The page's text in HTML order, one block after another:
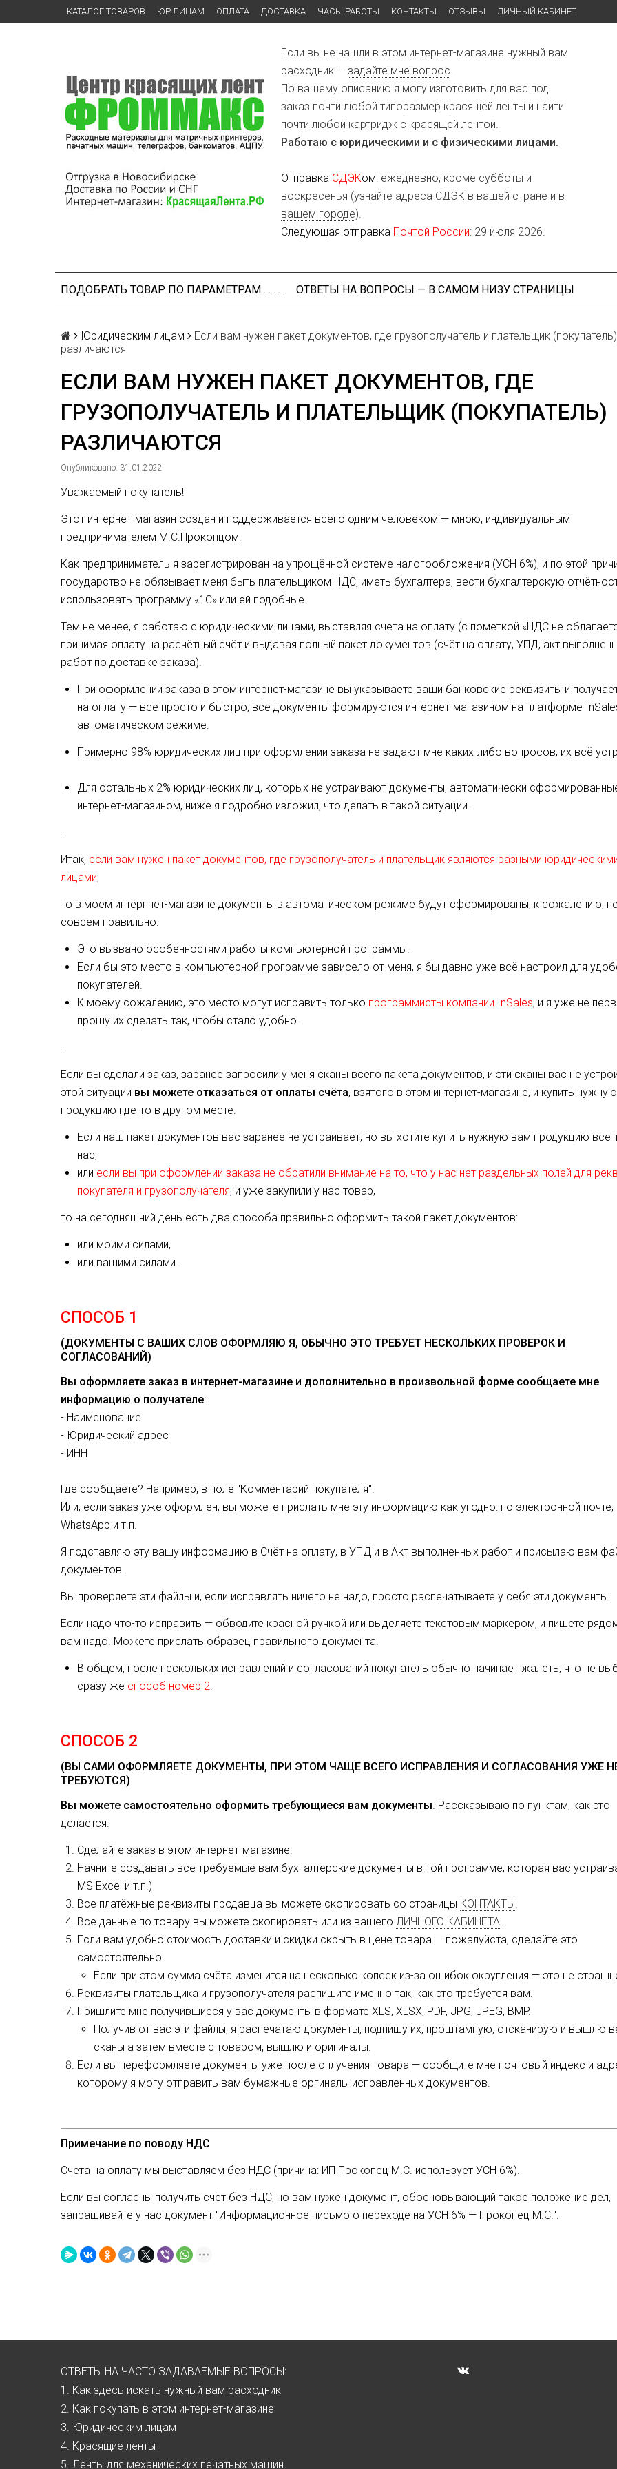
КАТАЛОГ ТОВАРОВ ЮР.ЛИЦАМ ОПЛАТА ДОСТАВКА ЧАСЫ РАБОТЫ КОНТАКТЫ ОТЗЫВЫ ЛИЧНЫЙ КАБИНЕТ
Если вы не нашли в этом интернет-магазине нужный вам
расходник — задайте мне вопрос
По вашему описанию я могу изготовить для вас под
заказ почти любой типоразмер красящей ленты и найти
почти любой картридж с красящей лентой.
Работаю с юридическими и с физическими лицами.
Отправка СДЭКом: ежедневно, кроме субботы и
воскресенья (узнайте адреса СДЭК в вашей стране и в
вашем городе).
Следующая отправка Почтой России: 29 июля 2026.
ПОДОБРАТЬ ТОВАР ПО ПАРАМЕТРАМ . . . . . ОТВЕТЫ НА ВОПРОСЫ — В САМОМ НИЗУ СТРАНИЦЫ
Юридическим лицам
Если вам нужен пакет документов, где грузополучатель и плательщик (покупатель)
различаются
ЕСЛИ ВАМ НУЖЕН ПАКЕТ ДОКУМЕНТОВ, ГДЕ
ГРУЗОПОЛУЧАТЕЛЬ И ПЛАТЕЛЬЩИК (ПОКУПАТЕЛЬ)
РАЗЛИЧАЮТСЯ
Опубликовано: 31.01.2022
Уважаемый покупатель!
Этот интернет-магазин создан и поддерживается всего одним человеком — мною, индивидуальным
предпринимателем М.С.Прокопцом.
Как предприниматель я зарегистрирован на упрощённой системе налогообложения (УСН 6%), и по этой
государство не обязывает меня быть плательщиком НДС, иметь бухгалтера, вести бухгалтерскую
использовать программу «1С» или ей подобные.
Тем не менее, я работаю с юридическими лицами, выставляя счета на оплату (с пометкой «НДС не
принимая оплату на расчётный счёт и выдавая полный пакет документов (счёт на оплату, УПД, акт
работ по доставке заказа).
При оформлении заказа в этом интернет-магазине вы указываете ваши банковские реквизиты и
на оплату — всё просто и быстро, все документы формируются интернет-магазином на платформе
автоматическом режиме.
Примерно 98% юридических лиц при оформлении заказа не задают мне каких-либо вопросов, их всё
Для остальных 2% юридических лиц, которых не устраивают документы, автоматически
интернет-магазином, ниже я подробно изложил, что делать в такой ситуации.
.
Итак, если вам нужен пакет документов, где грузополучатель и плательщик являются разными
лицами,
то в моём интерннет-магазине документы в автоматическом режиме будут сформированы, к сожалению,
совсем правильно.
Это вызвано особенностями работы компьютерной программы.
Если бы это место в компьютерной программе зависело от меня, я бы давно уже всё настроил для
покупателей.
К моему сожалению, это место могут исправить только программисты компании InSales, и я уже не
прошу их сделать так, чтобы стало удобно.
.
Если вы сделали заказ, заранее запросили у меня сканы всего пакета документов, и эти сканы вас не
этой ситуации вы можете отказаться от оплаты счёта, взятого в этом интернет-магазине, и купить
продукцию где-то в другом месте.
Если наш пакет документов вас заранее не устраивает, но вы хотите купить нужную вам продукцию всё-
нас,
или если вы при оформлении заказа не обратили внимание на то, что у нас нет раздельных полей для
покупателя и грузополучателя, и уже закупили у нас товар,
то на сегодняшний день есть два способа правильно оформить такой пакет документов:
или моими силами,
или вашими силами.
СПОСОБ 1
(ДОКУМЕНТЫ С ВАШИХ СЛОВ ОФОРМЛЯЮ Я, ОБЫЧНО ЭТО ТРЕБУЕТ НЕСКОЛЬКИХ ПРОВЕРОК И
СОГЛАСОВАНИЙ)
Вы оформляете заказ в интернет-магазине и дополнительно в произвольной форме сообщаете мне
информацию о получателе:
- Наименование
- Юридический адрес
- ИНН
Где сообщаете? Например, в поле "Комментарий покупателя".
Или, если заказ уже оформлен, вы можете прислать мне эту информацию как угодно: по электронной почте,
WhatsApp и т.п.
Я подставляю эту вашу информацию в Счёт на оплату, в УПД и в Акт выполненных работ и присылаю вам
документов.
Вы проверяете эти файлы и, если исправлять ничего не надо, просто распечатываете у себя эти документы.
Если надо что-то исправить — обводите красной ручкой или выделяете текстовым маркером, и пишете
вам надо. Можете прислать образец правильного документа.
В общем, после нескольких исправлений и согласований покупатель обычно начинает жалеть, что не
сразу же способ номер 2.
СПОСОБ 2
(ВЫ САМИ ОФОРМЛЯЕТЕ ДОКУМЕНТЫ, ПРИ ЭТОМ ЧАЩЕ ВСЕГО ИСПРАВЛЕНИЯ И СОГЛАСОВАНИЯ УЖЕ
ТРЕБУЮТСЯ)
Вы можете самостоятельно оформить требующиеся вам документы. Рассказываю по пунктам, как это
делается.
Сделайте заказ в этом интернет-магазине.
Начните создавать все требуемые вам бухгалтерские документы в той программе, которая вас
MS Excel и т.п.)
Все платёжные реквизиты продавца вы можете скопировать со страницы КОНТАКТЫ.
Все данные по товару вы можете скопировать или из вашего ЛИЧНОГО КАБИНЕТА .
Если вам удобно стоимость доставки и скидки скрыть в цене товара — пожалуйста, сделайте это
самостоятельно.
Если при этом сумма счёта изменится на несколько копеек из-за ошибок округления — это не
Реквизиты плательщика и грузополучателя распишите именно так, как это требуется вам.
Пришлите мне получившиеся у вас документы в формате XLS, XLSX, PDF, JPG, JPEG, BMP.
Получив от вас эти файлы, я распечатаю документы, подпишу их, проштампую, отсканирую и вышлю
сканы а затем вместе с товаром, вышлю и оригиналы.
Если вы переформляете документы уже после оплучения товара — сообщите мне почтовый индекс и
которому я могу отправить вам бумажные оргиналы исправленных документов.
Примечание по поводу НДС
Счета на оплату мы выставляем без НДС (причина: ИП Прокопец М.С. использует УСН 6%).
Если вы согласны получить счёт без НДС, но вам нужен документ, обосновывающий такое положение дел,
запрашивайте у нас документ "Информационное письмо о переходе на УСН 6% — Прокопец М.С.".
ОТВЕТЫ НА ЧАСТО ЗАДАВАЕМЫЕ ВОПРОСЫ:
1. Как здесь искать нужный вам расходник
2. Как покупать в этом интернет-магазине
3. Юридическим лицам
4. Красящие ленты
5. Ленты для механических печатных машин